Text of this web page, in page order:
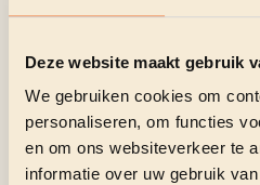
Deze website maakt gebruik
We gebruiken cookies om
personaliseren, om functies
en om ons websiteverkeer te
informatie over uw gebruik
Raul Zuleta- Colombie
Borislav Stankovic- Serbie
Camila de la Fuente
-
Dieter Bevers- Belgique